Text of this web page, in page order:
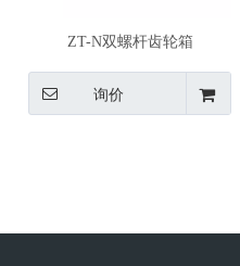
ZT-N双螺杆齿轮箱
询价